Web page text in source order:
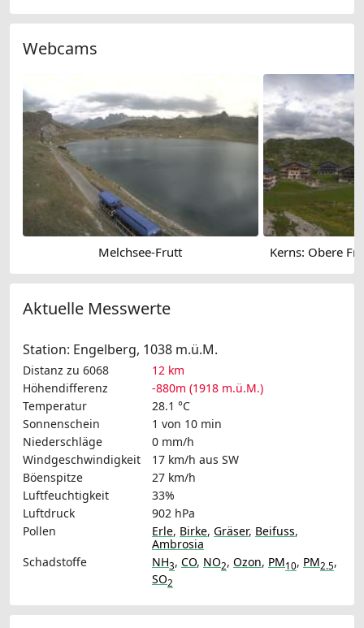
Webcams
Melchsee-Frutt
Aktuelle Messwerte
Station: Engelberg, 1038 m.ü.M.
Distanz zu 6068
12 km
Höhendifferenz
-880m (1918 m.ü.M.)
Temperatur
28.1 °C
Sonnenschein
1 von 10 min
Niederschläge
0 mm/h
Windgeschwindigkeit
17 km/h aus SW
Böenspitze
27 km/h
Luftfeuchtigkeit
33%
Luftdruck
902 hPa
Pollen
Erle, Birke, Gräser, Beifuss,
Ambrosia
Schadstoffe
NH3, CO, NO2, Ozon, PM10, PM2.5,
SO2